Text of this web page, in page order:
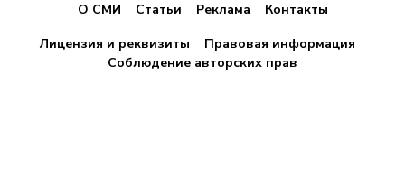
О СМИ Статьи Реклама
Контакты
Лицензия и реквизиты
Правовая информация
Соблюдение авторских прав